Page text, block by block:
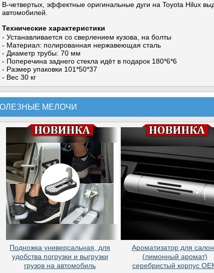
В-четвертых, эффектные оригинальные дуги на Toyota Hilux
автомобилей.
Технические характеристики
- Устанавливается со сверлением кузова, на болты
- Материал: полированная нержавеющая сталь
- Диаметр трубы: 70 мм
- Поперечина заднего стекла идёт в подарок 180*6*6
- Размер упаковки 101*50*37
- Вес 30 кг
МЕЛОЧИ
Подножка универсальная, для
удобства погрузки и выгрузки
грузов на автомобиль
Ароматизатор для
(лимонный аромат)
серебристый корпус